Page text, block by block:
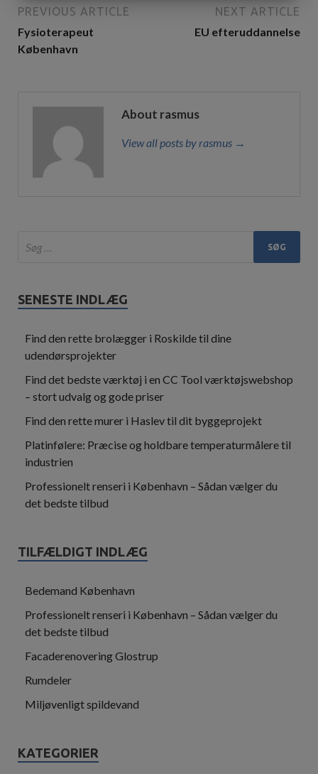
PREVIOUS ARTICLE
Fysioterapeut
København
NEXT ARTICLE
EU efteruddannelse
About rasmus
View all posts by rasmus →
SENESTE INDLÆG
Find den rette brolægger i Roskilde til dine
udendørsprojekter
Find det bedste værktøj i en CC Tool værktøjswebshop
– stort udvalg og gode priser
Find den rette murer i Haslev til dit byggeprojekt
Platinfølere: Præcise og holdbare temperaturmålere til
industrien
Professionelt renseri i København – Sådan vælger du
det bedste tilbud
TILFÆLDIGT INDLÆG
Bedemand København
Professionelt renseri i København – Sådan vælger du
det bedste tilbud
Facaderenovering Glostrup
Rumdeler
Miljøvenligt spildevand
KATEGORIER